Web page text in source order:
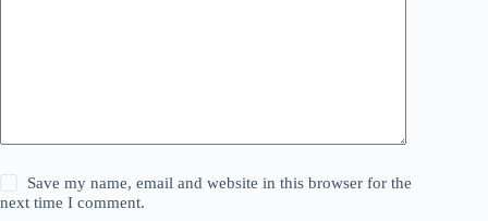
Save my name, email and website in this browser for the
next time I comment.